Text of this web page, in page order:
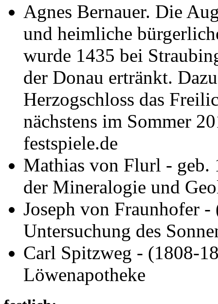
Agnes Bernauer. Die
und heimliche
wurde 1435 bei
der Donau ertränkt.
Herzogschloss das
nächstens im Sommer
festspiele.de
Mathias von Flurl - geb.
der Mineralogie und
Joseph von Fraunhofer
Untersuchung des
Carl Spitzweg - (1808-
Löwenapotheke